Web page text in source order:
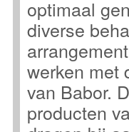
optimaal
diverse
werken met
van Babor.
producten